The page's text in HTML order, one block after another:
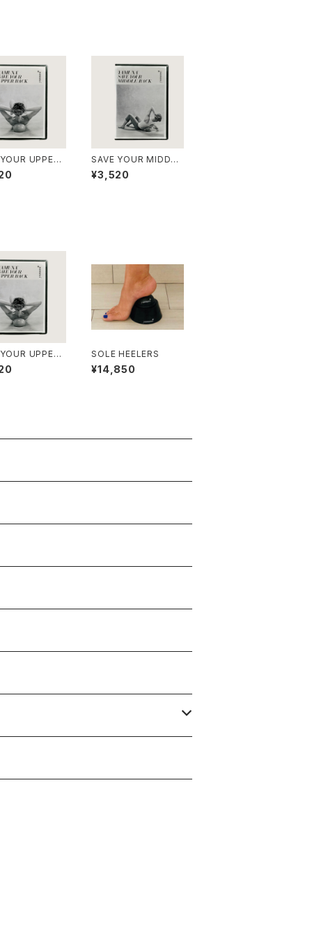
UPPER
【英語版の
SAVE YOUR MIDDLE
BACK DVD【英語版の
み】
¥3,520
UPPER
【英語版の
SOLE HEELERS
¥14,850